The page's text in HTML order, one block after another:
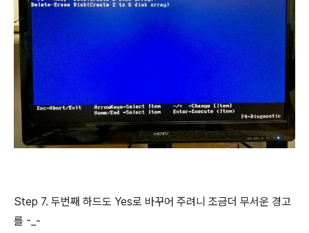
Step 7. 두번째 하드도 Yes로 바꾸어 주려니 조금더 무서운 경고
를 -_-